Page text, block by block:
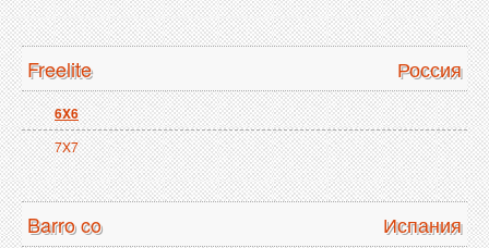
Freelite Россия
6X6
7X7
Barro co Испания